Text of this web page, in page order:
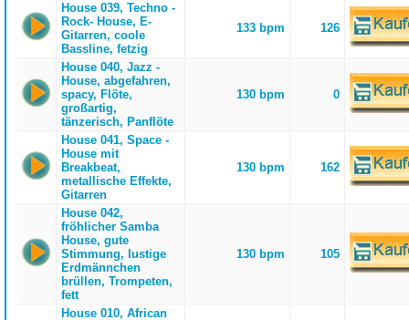
House 039, Techno -
Rock- House, E-
Gitarren, coole
Bassline, fetzig
133 bpm 126
House 040, Jazz -
House, abgefahren,
spacy, Flöte,
großartig,
tänzerisch, Panflöte
130 bpm 0
House 041, Space -
House mit
Breakbeat,
metallische Effekte,
Gitarren
130 bpm 162
House 042,
fröhlicher Samba
House, gute
Stimmung, lustige
Erdmännchen
brüllen, Trompeten,
fett
130 bpm 105
House 010, African